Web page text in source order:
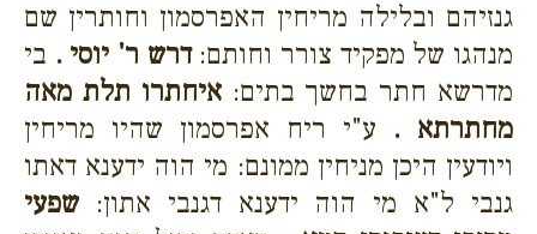
גנזיהם ובלילה מריחין האפרסמון וחותרין שם
מנהגו של מפקיד צורר וחותם:דרש ר' יוסי . בי
מדרשא חתר בחשך בתים:איחתרו תלת מאה
מחתרתא . ע"י ריח אפרסמון שהיו מריחין
ויודעין היכן מניחין ממונם: מי הוה ידענא דאתו
גנבי ל"א מי הוה ידענא דגנבי אתון: שפעי